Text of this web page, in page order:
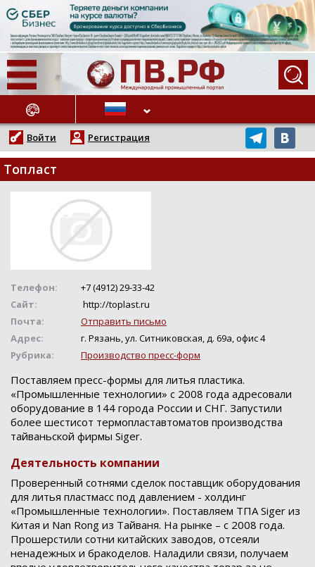
НОВОСТИ
Войти Регистрация
Топласт
Телефон:
+7 (4912) 29-33-42
Сайт:
http://toplast.ru
Почта:
Отправить письмо
Адрес:
г. Рязань, ул. Ситниковская, д. 69а, офис 4
Рубрика:
Производство пресс-форм
Поставляем пресс-формы для литья пластика.
«Промышленные технологии» с 2008 года адресовали
оборудование в 144 города России и СНГ. Запустили
более шестисот термопластавтоматов производства
тайваньской фирмы Siger.
Деятельность компании
Проверенный сотнями сделок поставщик оборудования
для литья пластмасс под давлением - холдинг
«Промышленные технологии». Поставляем ТПА Siger из
Китая и Nan Rong из Тайваня. На рынке – с 2008 года.
Прошерстили сотни китайских заводов, отсеяли
ненадежных и бракоделов. Наладили связи, получаем